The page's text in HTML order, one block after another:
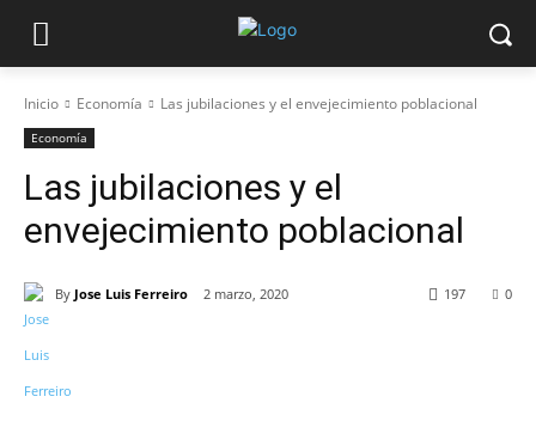
Inicio Economía Las jubilaciones y el envejecimiento poblacional
Economía
Las jubilaciones y el
envejecimiento poblacional
By Jose Luis Ferreiro 2 marzo, 2020 0
197